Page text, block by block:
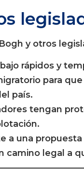
y otros
rápidos y
para
país.
tengan
a una
camino legal a